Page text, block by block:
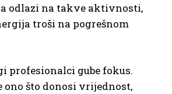
odlazi na takve aktivnosti,
troši na pogrešnom
profesionalci gube fokus.
ono što donosi vrijednost,